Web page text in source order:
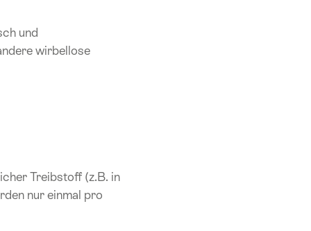
und
wirbellose
Treibstoff (z.B. in
nur einmal pro